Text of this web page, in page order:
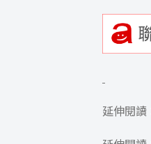
延伸閱讀